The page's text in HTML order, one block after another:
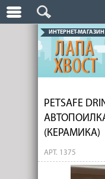
ИНТЕРНЕТ-МАГАЗИН
PETSAFE
(КЕРАМИКА)
АРТ. 1375